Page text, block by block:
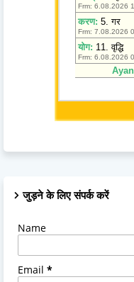
जुड़ने के लिए संपर्क करें
Name
Email *